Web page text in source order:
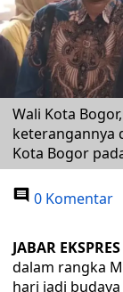
Wali Kota
keterangannya
Kota Bogor
0 Komentar
JABAR EKSPRES
dalam rangka
hari jadi